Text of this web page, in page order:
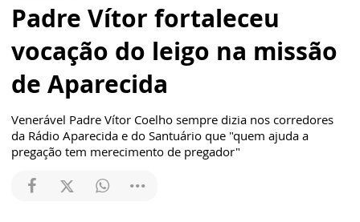
Padre Vítor fortaleceu
vocação do leigo na missão
de Aparecida
Venerável Padre Vítor Coelho sempre dizia nos corredores
da Rádio Aparecida e do Santuário que "quem ajuda a
pregação tem merecimento de pregador"